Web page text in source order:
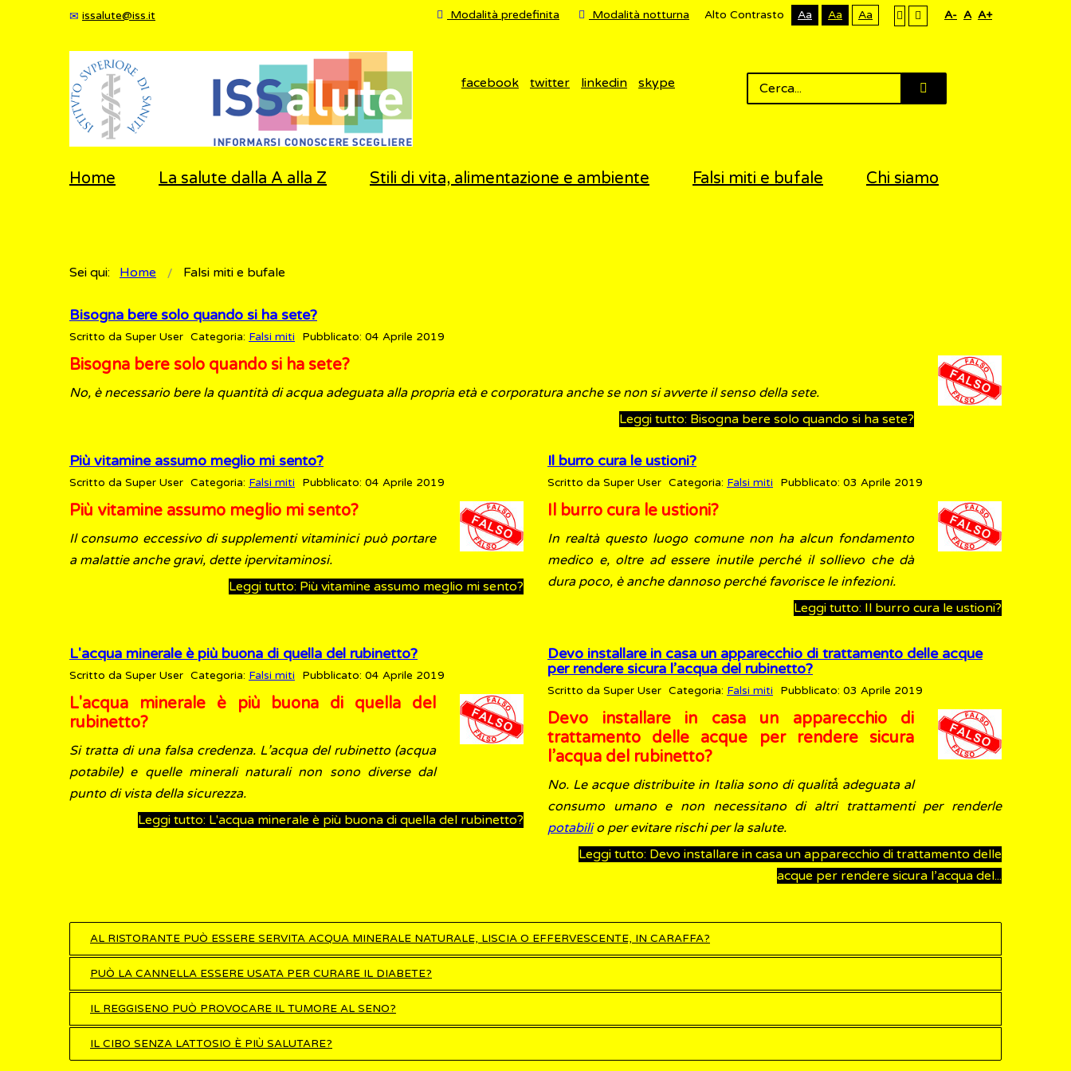
issalute@iss.it Modalità predefinita Modalità notturna Alto Contrasto Aa Aa Aa A- A A+
facebook twitter linkedin skype
Home La salute dalla A alla Z Stili di vita, alimentazione e ambiente Falsi miti e bufale Chi siamo
Sei qui: Home Falsi miti e bufale
Bisogna bere solo quando si ha sete?
Scritto da Super User Categoria: Falsi miti Pubblicato: 04 Aprile 2019
Bisogna bere solo quando si ha sete?
No, è necessario bere la quantità di acqua adeguata alla propria età e corporatura anche se non si avverte il senso della sete.
Leggi tutto: Bisogna bere solo quando si ha sete?
Più vitamine assumo meglio mi sento?
Scritto da Super User Categoria: Falsi miti Pubblicato: 04 Aprile 2019
Più vitamine assumo meglio mi sento?
Il consumo eccessivo di supplementi vitaminici può portare
a malattie anche gravi, dette ipervitaminosi.
Leggi tutto: Più vitamine assumo meglio mi sento?
Il burro cura le ustioni?
Scritto da Super User Categoria: Falsi miti Pubblicato: 03 Aprile 2019
Il burro cura le ustioni?
In realtà questo luogo comune non ha alcun fondamento
medico e, oltre ad essere inutile perché il sollievo che dà
dura poco, è anche dannoso perché favorisce le infezioni.
Leggi tutto: Il burro cura le ustioni?
L'acqua minerale è più buona di quella del rubinetto?
Scritto da Super User Categoria: Falsi miti Pubblicato: 04 Aprile 2019
L'acqua minerale è più buona di quella del
rubinetto?
Si tratta di una falsa credenza. L’acqua del rubinetto (acqua
potabile) e quelle minerali naturali non sono diverse dal
punto di vista della sicurezza.
Leggi tutto: L'acqua minerale è più buona di quella del rubinetto?
Devo installare in casa un apparecchio di trattamento delle acque
per rendere sicura l’acqua del rubinetto?
Scritto da Super User Categoria: Falsi miti Pubblicato: 03 Aprile 2019
Devo installare in casa un apparecchio di
trattamento delle acque per rendere sicura
l’acqua del rubinetto?
No. Le acque distribuite in Italia sono di qualità̀ adeguata al
consumo umano e non necessitano di altri trattamenti per renderle
potabilio per evitare rischi per la salute.
Leggi tutto: Devo installare in casa un apparecchio di trattamento delle
acque per rendere sicura l’acqua del...
AL RISTORANTE PUÒ ESSERE SERVITA ACQUA MINERALE NATURALE, LISCIA O EFFERVESCENTE, IN CARAFFA?
PUÒ LA CANNELLA ESSERE USATA PER CURARE IL DIABETE?
IL REGGISENO PUÒ PROVOCARE IL TUMORE AL SENO?
IL CIBO SENZA LATTOSIO È PIÙ SALUTARE?